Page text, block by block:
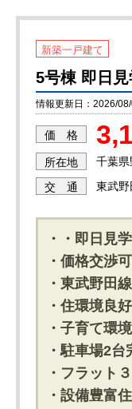
新築一戸建て
5号棟 即日
情報更新日：2026/
価 格
所在地 千葉県
交 通 東武
・・即日見
・価格交渉
・東武野田
・住環境良好
・子育て環
・駐車場2台
・フラット
・設備豊富